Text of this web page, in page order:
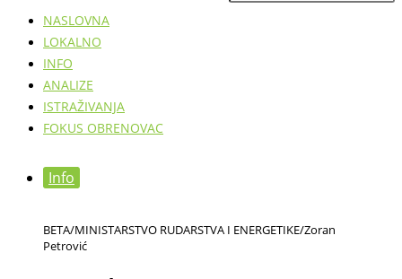
NASLOVNA
LOKALNO
INFO
ANALIZE
ISTRAŽIVANJA
FOKUS OBRENOVAC
Info
BETA/MINISTARSTVO RUDARSTVA I ENERGETIKE/Zoran
Petrović